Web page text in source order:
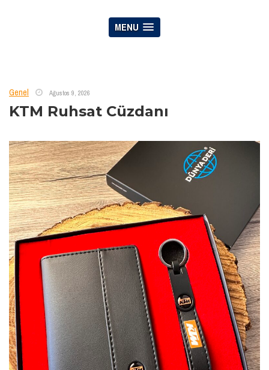
MENU
Genel Ağustos 9, 2026
KTM Ruhsat Cüzdanı